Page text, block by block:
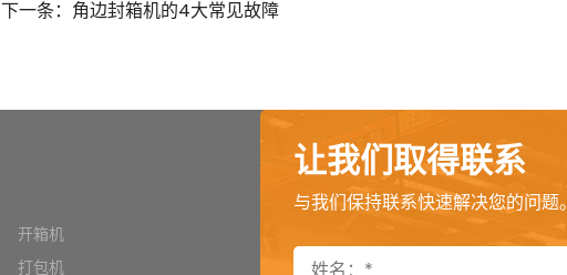
下一条：角边封箱机的4大常见故障
开箱机
打包机
让我们取得联系
与我们保持联系快速解决您的问题。